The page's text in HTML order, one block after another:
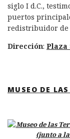
siglo I d.C.,
puertos
redistribuidor de
Dirección: Plaza
MUSEO DE